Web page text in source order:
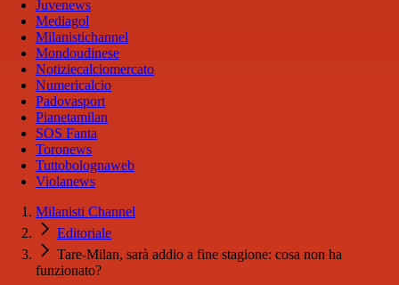
Juvenews
Mediagol
Milanistichannel
Mondoudinese
Notiziecalciomercato
Numericalcio
Padovasport
Pianetamilan
SOS Fanta
Toronews
Tuttobolognaweb
Violanews
Milanisti Channel
Editoriale
Tare-Milan, sarà addio a fine stagione: cosa non ha
funzionato?